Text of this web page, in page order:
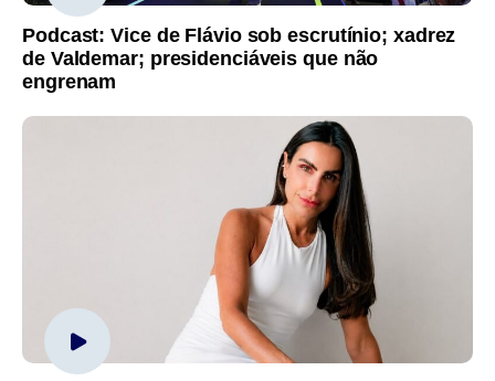
Podcast: Vice de Flávio sob escrutínio; xadrez
de Valdemar; presidenciáveis que não
engrenam